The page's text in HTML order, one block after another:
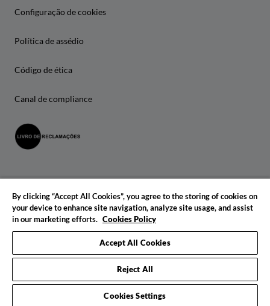
Pedido de informações
Configuração de cookies
Política de assédio
Código de ética
Canal de compliance
© 2026 IADE. Todos os direitos reservados.
By clicking “Accept All Cookies”, you agree to the storing of cookies on
your device to enhance site navigation, analyze site usage, and assist
in our marketing efforts. Cookies Policy
Accept All Cookies
Reject All
Cookies Settings